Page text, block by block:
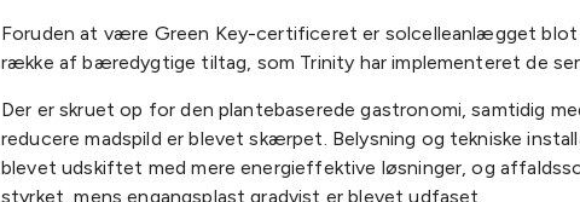
Foruden at være Green Key-certificeret er solcelleanlægget
række af bæredygtige tiltag, som Trinity har implementeret de
Der er skruet op for den plantebaserede gastronomi, samtidig
reducere madspild er blevet skærpet. Belysning og tekniske
blevet udskiftet med mere energieffektive løsninger, og
styrket, mens engangsplast gradvist er blevet udfaset.